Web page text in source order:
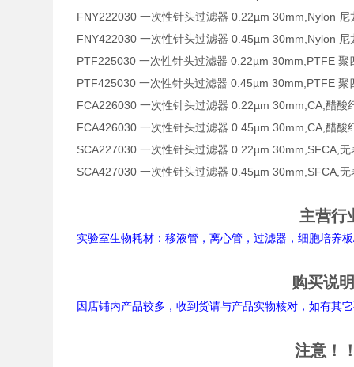
FNY222030 一次性针头过滤器 0.22µm
FNY422030 一次性针头过滤器 0.45µm
PTF225030 一次性针头过滤器 0.22µm
PTF425030 一次性针头过滤器 0.45µm
FCA226030 一次性针头过滤器 0.22µm
FCA426030 一次性针头过滤器 0.45µm
SCA227030 一次性针头过滤器 0.22µm 30mm,SFCA,
SCA427030 一次性针头过滤器 0.45µm 30mm,SFCA,
主营行
实验室生物耗材：移液管，离心管，过滤器，细胞培养
购买说
因店铺内产品较多，收到货请与产品实物核对，如有其
注意！